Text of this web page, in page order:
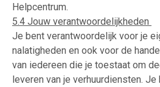
Helpcentrum.
5.4 Jouw verantwoordelijkheden
Je bent verantwoordelijk voor je
nalatigheden en ook voor de
van iedereen die je toestaat om
leveren van je verhuurdiensten.